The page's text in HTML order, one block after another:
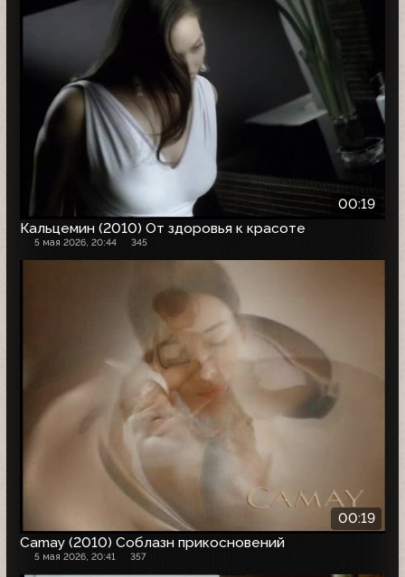
00:19
Кальцемин (2010) От здоровья к красоте
5 мая 2026, 20:44 345
00:19
Camay (2010) Соблазн прикосновений
5 мая 2026, 20:41 357